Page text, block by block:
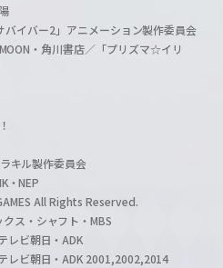
イバー2」アニメーション製作委員会
・角川書店／「プリズマ☆イリ
キル製作委員会
・NEP
All Rights Reserved.
ス・シャフト・MBS
レビ朝日・ADK
レビ朝日・ADK 2001,2002,2014